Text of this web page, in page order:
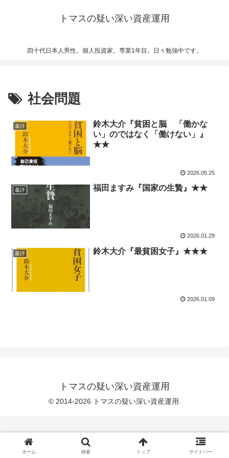
トマスの疑い深い資産運用
四十代日本人男性。個人投資家。専業1年目。日々勉強中です。
社会問題
書評
鈴木大介『貧困と脳 「働かな
い」のではなく「働けない」』
★★
2026.05.25
書評 福田ますみ『国家の生贄』★★
2026.01.29
書評 鈴木大介『最貧困女子』★★★
2026.01.09
トマスの疑い深い資産運用
© 2014-2026 トマスの疑い深い資産運用.
ホーム 検索 トップ サイドバー